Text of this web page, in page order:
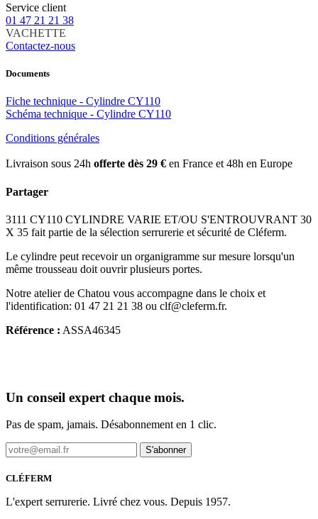
Service client
01 47 21 21 38
VACHETTE
Contactez-nous
Documents
Fiche technique - Cylindre CY110
Schéma technique - Cylindre CY110
Conditions générales
Livraison sous 24h offerte dès 29 € en France et 48h en Europe
Partager
3111 CY110 CYLINDRE VARIE ET/OU S'ENTROUVRANT 30
X 35 fait partie de la sélection serrurerie et sécurité de Cléferm.
Le cylindre peut recevoir un organigramme sur mesure lorsqu'un
même trousseau doit ouvrir plusieurs portes.
Notre atelier de Chatou vous accompagne dans le choix et
l'identification: 01 47 21 21 38 ou clf@cleferm.fr.
Référence : ASSA46345
Un conseil expert chaque mois.
Pas de spam, jamais. Désabonnement en 1 clic.
S'abonner
CLÉFERM
L'expert serrurerie. Livré chez vous. Depuis 1957.